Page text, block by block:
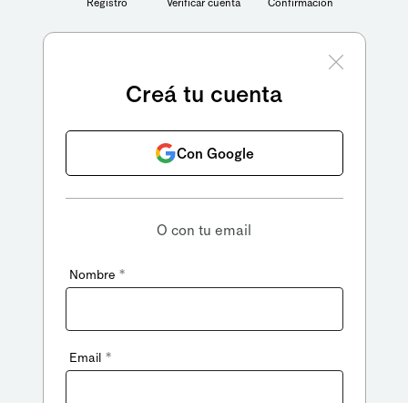
Registro Verificar cuenta Confirmación
Creá tu cuenta
Con Google
O con tu email
Nombre *
Email *